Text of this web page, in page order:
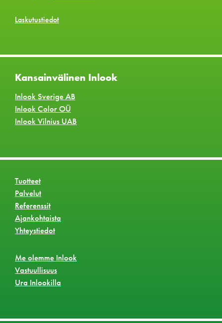
Laskutustiedot
Kansainvälinen Inlook
Inlook Sverige AB
Inlook Color OÜ
Inlook Vilnius UAB
Tuotteet
Palvelut
Referenssit
Ajankohtaista
Yhteystiedot
Me olemme Inlook
Vastuullisuus
Ura Inlookilla